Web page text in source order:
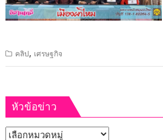
คลิป, เศรษฐกิจ
หัวข้อข่าว
หัวข้อ